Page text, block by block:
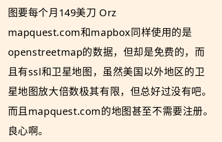
图要每个月149美刀 Orz
mapquest.com和mapbox同样使用的是
openstreetmap的数据，但却是免费的，而
且有ssl和卫星地图，虽然美国以外地区的卫
星地图放大倍数极其有限，但总好过没有吧。
而且mapquest.com的地图甚至不需要注册。
良心啊。